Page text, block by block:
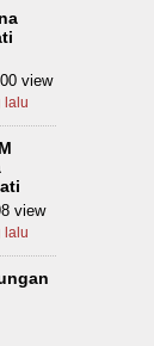
view
lalu
view
lalu